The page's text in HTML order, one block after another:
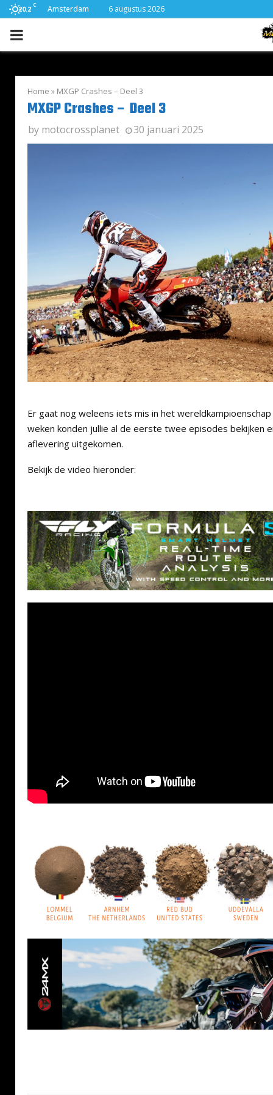
20.2 C Amsterdam 6 augustus 2026
PRIMARY
Home » MXGP Crashes – Deel 3
MXGP Crashes – Deel 3
by motocrossplanet 30 januari 2025
Er gaat nog weleens iets mis in het
weken konden jullie al de eerste twee episodes bekijken
aflevering uitgekomen.
Bekijk de video hieronder: